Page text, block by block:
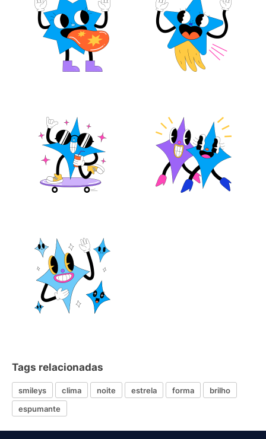
Tags relacionadas
smileys clima noite estrela forma
brilho
espumante